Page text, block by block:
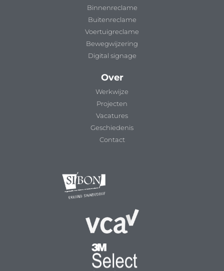
Binnenreclame
Buitenreclame
Voertuigreclame
Bewegwijzering
Digital signage
Over
Werkwijze
Projecten
Vacatures
Geschiedenis
Contact